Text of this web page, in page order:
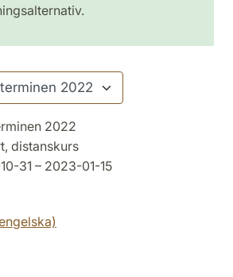
2022
distanskurs
31 – 2023-01-15